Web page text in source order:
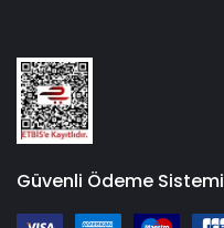
Güvenli Ödeme Sistemi